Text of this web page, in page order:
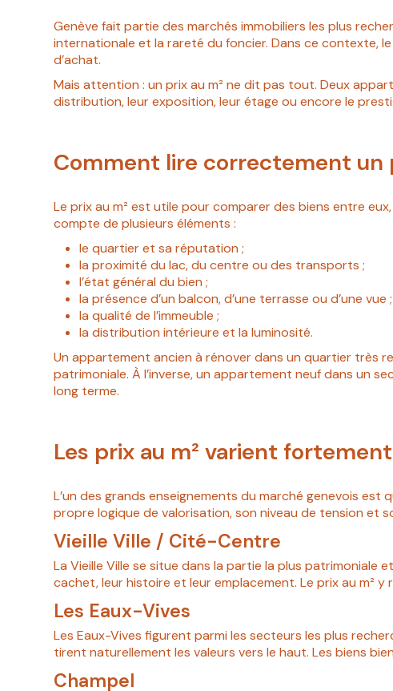
Genève fait partie des marchés immobiliers les plus
internationale et la rareté du foncier. Dans ce contexte,
d’achat.
Mais attention : un prix au m² ne dit pas tout. Deux
distribution, leur exposition, leur étage ou encore le
Comment lire correctement un
Le prix au m² est utile pour comparer des biens entre
compte de plusieurs éléments :
le quartier et sa réputation ;
la proximité du lac, du centre ou des transports ;
l’état général du bien ;
la présence d’un balcon, d’une terrasse ou d’une vue ;
la qualité de l’immeuble ;
la distribution intérieure et la luminosité.
Un appartement ancien à rénover dans un quartier très
patrimoniale. À l’inverse, un appartement neuf dans un
long terme.
Les prix au m² varient
L’un des grands enseignements du marché genevois
propre logique de valorisation, son niveau de tension et
Vieille Ville / Cité-Centre
La Vieille Ville se situe dans la partie la plus
cachet, leur histoire et leur emplacement. Le prix au m²
Les Eaux-Vives
Les Eaux-Vives figurent parmi les secteurs les plus
tirent naturellement les valeurs vers le haut. Les biens
Champel